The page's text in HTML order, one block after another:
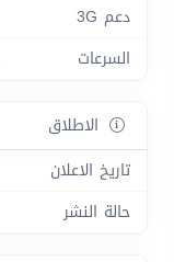
دعم 3G
السرعات
الاطلاق
تاريخ الاعلان
حالة النشر